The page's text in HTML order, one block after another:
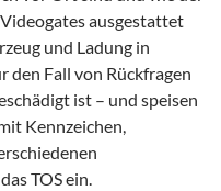
ausgestattet
und Ladung in
den Fall von Rückfragen
ist – und speisen
Kennzeichen,
TOS ein.